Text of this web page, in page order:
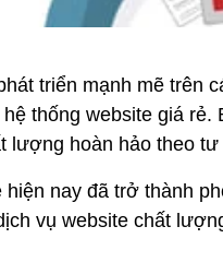
triển mạnh mẽ trên
hệ thống website giá
lượng hoàn hảo theo
hiện nay đã trở thành
vụ website chất